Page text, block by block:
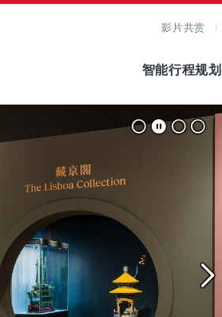
影片共赏
智能行程规划